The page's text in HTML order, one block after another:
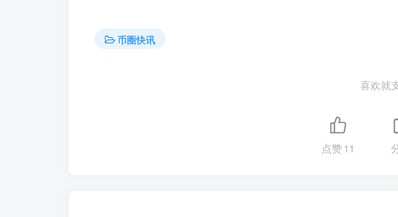
币圈快讯
喜欢就
点赞11